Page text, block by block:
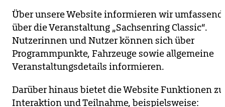
Über unsere Website informieren wir umfassend
über die Veranstaltung „Sachsenring Classic“.
Nutzerinnen und Nutzer können sich über
Programmpunkte, Fahrzeuge sowie allgemeine
Veranstaltungsdetails informieren.
Darüber hinaus bietet die Website Funktionen
Interaktion und Teilnahme, beispielsweise: